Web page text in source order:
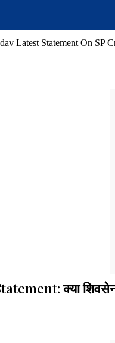
Latest Statement On SP
क्या शिवसेना